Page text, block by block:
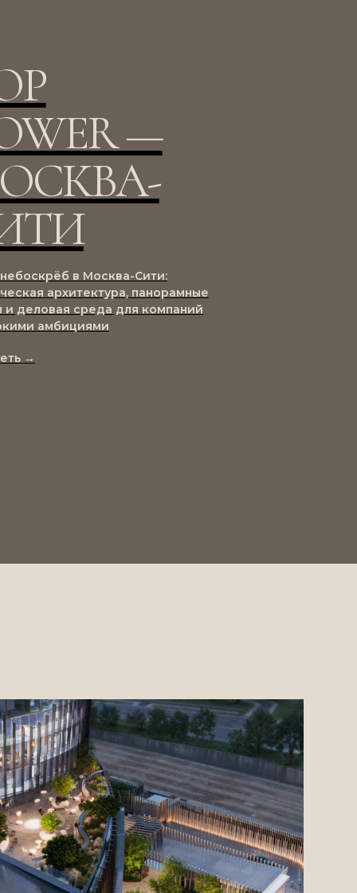
→
—
в Москва-Сити:
архитектура, панорамные
деловая среда для компаний
амбициями